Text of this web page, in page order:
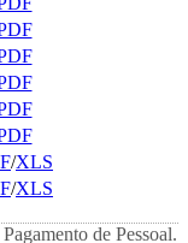
/XLS
/XLS
de Pessoal.